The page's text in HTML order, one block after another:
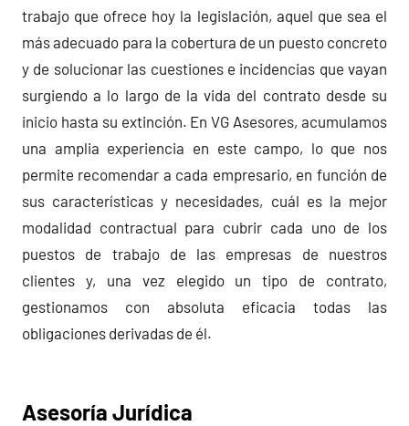
trabajo que ofrece hoy la legislación, aquel que sea el
más adecuado para la cobertura de un puesto concreto
y de solucionar las cuestiones e incidencias que vayan
surgiendo a lo largo de la vida del contrato desde su
inicio hasta su extinción. En VG Asesores, acumulamos
una amplia experiencia en este campo, lo que nos
permite recomendar a cada empresario, en función de
sus características y necesidades, cuál es la mejor
modalidad contractual para cubrir cada uno de los
puestos de trabajo de las empresas de nuestros
clientes y, una vez elegido un tipo de contrato,
gestionamos con absoluta eficacia todas las
obligaciones derivadas de él.
Asesoría Jurídica